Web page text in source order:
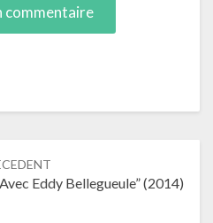
Eddy Bellegueule” (2014)